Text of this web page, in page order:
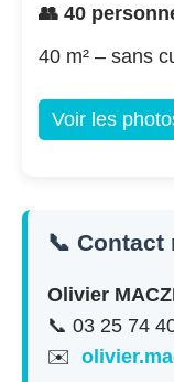
👥 40
40 m² – sans
Voir les
📞
Olivier
📞 03 25 74
✉️